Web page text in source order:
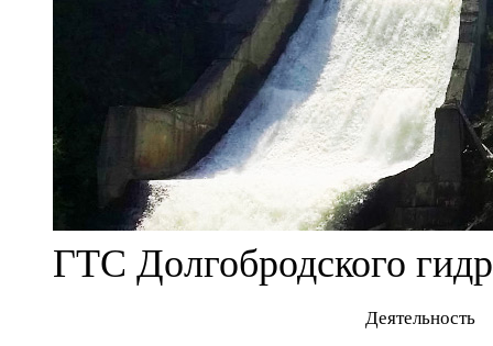
ГТС Долгобродского
Деятельность